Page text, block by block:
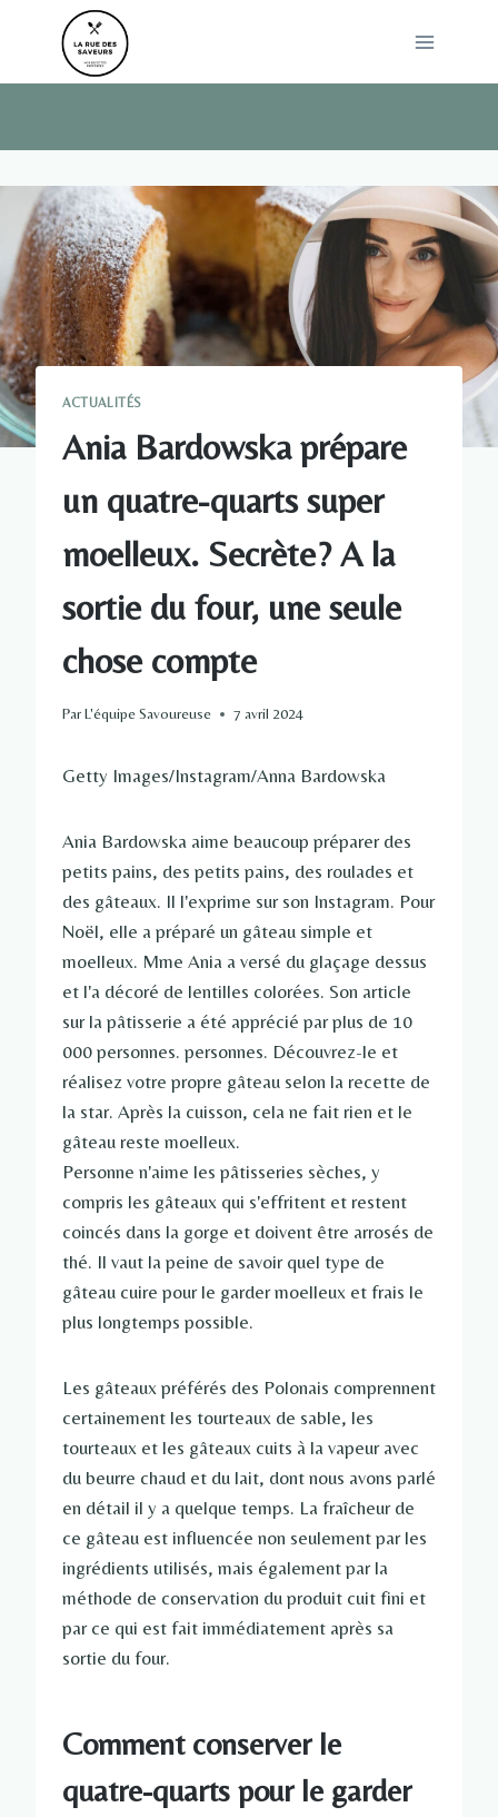
ACTUALITÉS
Ania Bardowska prépare
un quatre-quarts super
moelleux. Secrète? A la
sortie du four, une seule
chose compte
ParL'équipe Savoureuse 7 avril 2024
Getty Images/Instagram/Anna Bardowska
Ania Bardowska aime beaucoup préparer des
petits pains, des petits pains, des roulades et
des gâteaux. Il l'exprime sur son Instagram. Pour
Noël, elle a préparé un gâteau simple et
moelleux. Mme Ania a versé du glaçage dessus
et l'a décoré de lentilles colorées. Son article
sur la pâtisserie a été apprécié par plus de 10
000 personnes. personnes. Découvrez-le et
réalisez votre propre gâteau selon la recette de
la star. Après la cuisson, cela ne fait rien et le
gâteau reste moelleux.
Personne n'aime les pâtisseries sèches, y
compris les gâteaux qui s'effritent et restent
coincés dans la gorge et doivent être arrosés de
thé. Il vaut la peine de savoir quel type de
gâteau cuire pour le garder moelleux et frais le
plus longtemps possible.
Les gâteaux préférés des Polonais comprennent
certainement les tourteaux de sable, les
tourteaux et les gâteaux cuits à la vapeur avec
du beurre chaud et du lait, dont nous avons parlé
en détail il y a quelque temps. La fraîcheur de
ce gâteau est influencée non seulement par les
ingrédients utilisés, mais également par la
méthode de conservation du produit cuit fini et
par ce qui est fait immédiatement après sa
sortie du four.
Comment conserver le
quatre-quarts pour le garder